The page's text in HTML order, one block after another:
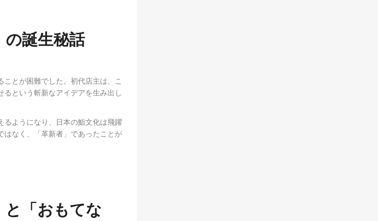
誕生秘話
とが困難でした。初代店主は、こ
という斬新なアイデアを生み出し
るようになり、日本の鮨文化は飛躍
はなく、「革新者」であったことが
「おもてな